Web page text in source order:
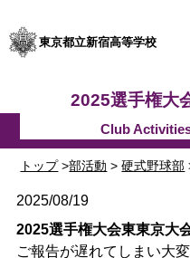
東京都立新宿高等学校
トップ>部活動 >硬式野球部
2025選手権大
2025/08/19
2025選手権大会東東京
ご報告が遅れてしまい大